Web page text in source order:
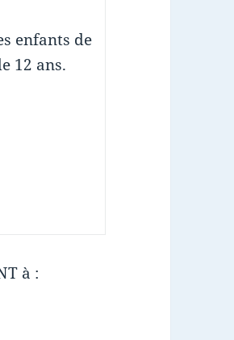
enfants de
12 ans.
à :